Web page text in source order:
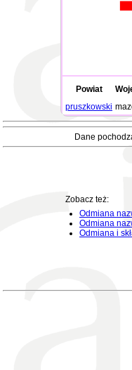
Powiat
pruszkowski
Dane
Zobacz też:
Odmiana
Odmiana
Odmiana i